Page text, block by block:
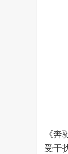
《
受干